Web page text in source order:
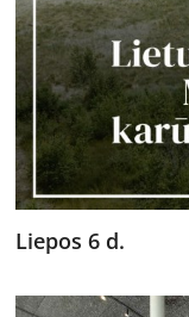
Liepos 6 d.